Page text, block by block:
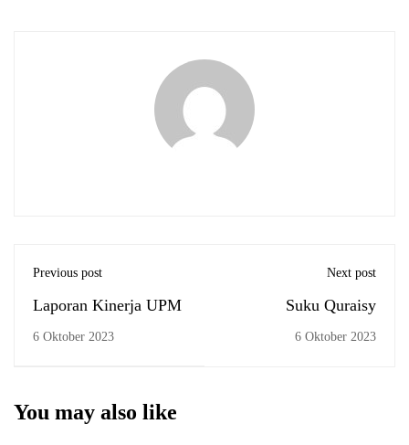
Previous post
Laporan Kinerja UPM
6 Oktober 2023
Next post
Suku Quraisy
6 Oktober 2023
You may also like